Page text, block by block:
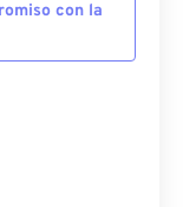
con la